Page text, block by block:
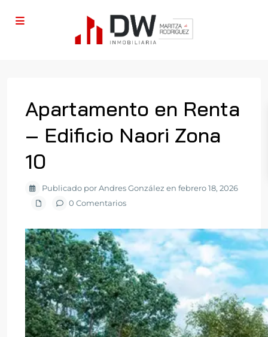
Apartamento en Renta
– Edificio Naori Zona
10
Publicado por Andres González en febrero 18, 2026
0 Comentarios